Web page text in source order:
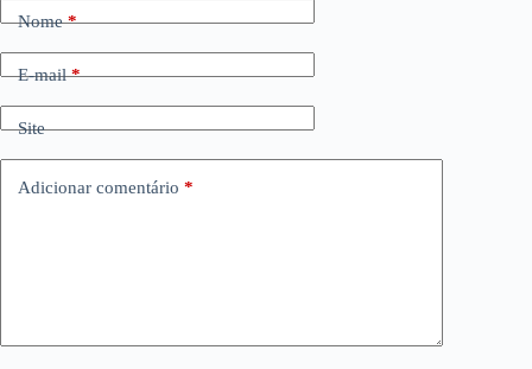
Nome*
E-mail*
Site
Adicionar comentário *